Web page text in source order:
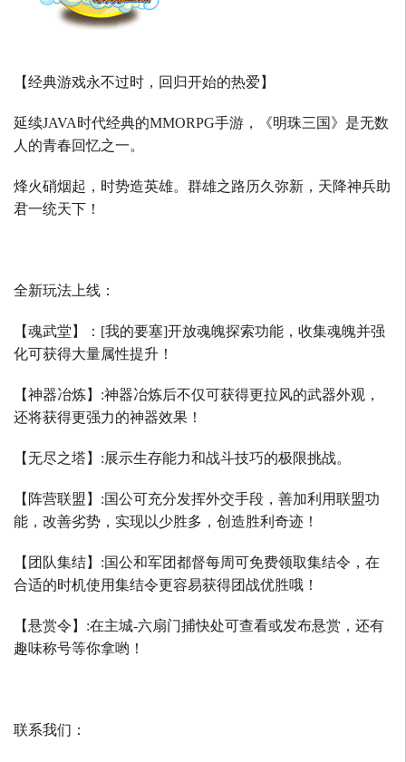
【经典游戏永不过时，回归开始的热爱】
延续JAVA时代经典的MMORPG手游，《明珠三国》是无数
人的青春回忆之一。
烽火硝烟起，时势造英雄。群雄之路历久弥新，天降神兵助
君一统天下！
全新玩法上线：
【魂武堂】： [我的要塞]开放魂魄探索功能，收集魂魄并强
化可获得大量属性提升！
【神器冶炼】 :神器冶炼后不仅可获得更拉风的武器外观，
还将获得更强力的神器效果！
【无尽之塔】 :展示生存能力和战斗技巧的极限挑战。
【阵营联盟】 :国公可充分发挥外交手段，善加利用联盟功
能，改善劣势，实现以少胜多，创造胜利奇迹！
【团队集结】 :国公和军团都督每周可免费领取集结令，在
合适的时机使用集结令更容易获得团战优胜哦！
【悬赏令】 :在主城-六扇门捕快处可查看或发布悬赏，还有
趣味称号等你拿哟！
联系我们：